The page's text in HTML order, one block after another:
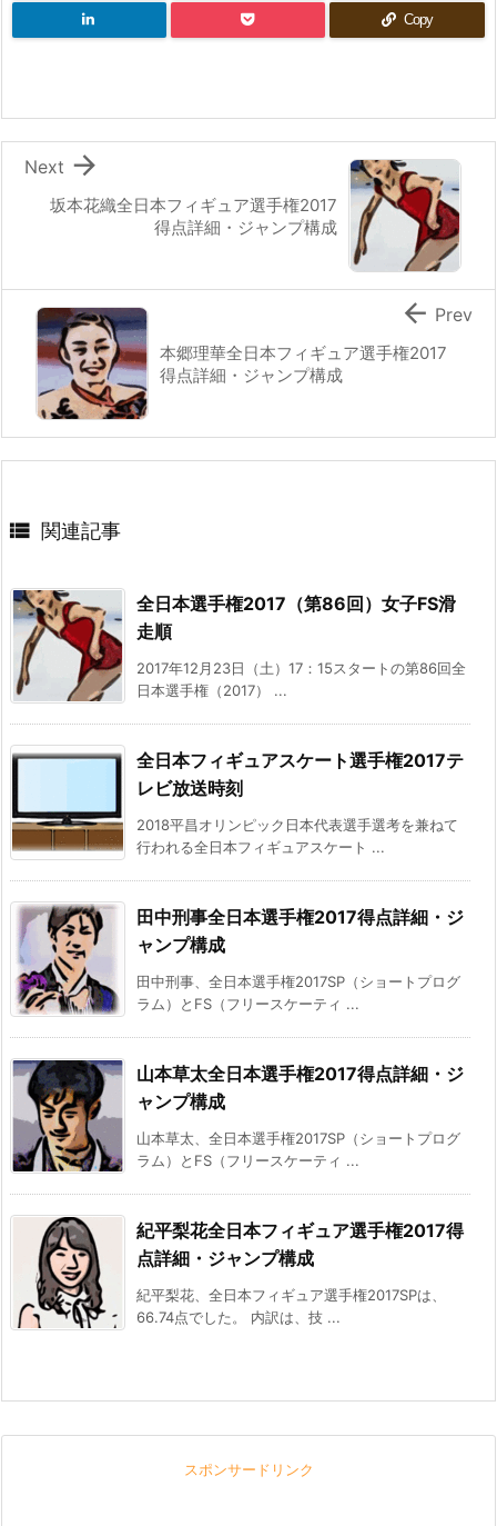
Copy
坂本花織全日本フィギュア選手権2017
得点詳細・ジャンプ構成

Next
本郷理華全日本フィギュア選手権2017
得点詳細・ジャンプ構成
 Prev
 関連記事
全日本選手権2017（第86回）女子FS滑
走順
2017年12月23日（土）17：15スタートの第86回全
日本選手権（2017） ...
全日本フィギュアスケート選手権2017テ
レビ放送時刻
2018平昌オリンピック日本代表選手選考を兼ねて
行われる全日本フィギュアスケート ...
田中刑事全日本選手権2017得点詳細・ジ
ャンプ構成
田中刑事、全日本選手権2017SP（ショートプログ
ラム）とFS（フリースケーティ ...
山本草太全日本選手権2017得点詳細・ジ
ャンプ構成
山本草太、全日本選手権2017SP（ショートプログ
ラム）とFS（フリースケーティ ...
紀平梨花全日本フィギュア選手権2017得
点詳細・ジャンプ構成
紀平梨花、全日本フィギュア選手権2017SPは、
66.74点でした。 内訳は、技 ...
スポンサードリンク